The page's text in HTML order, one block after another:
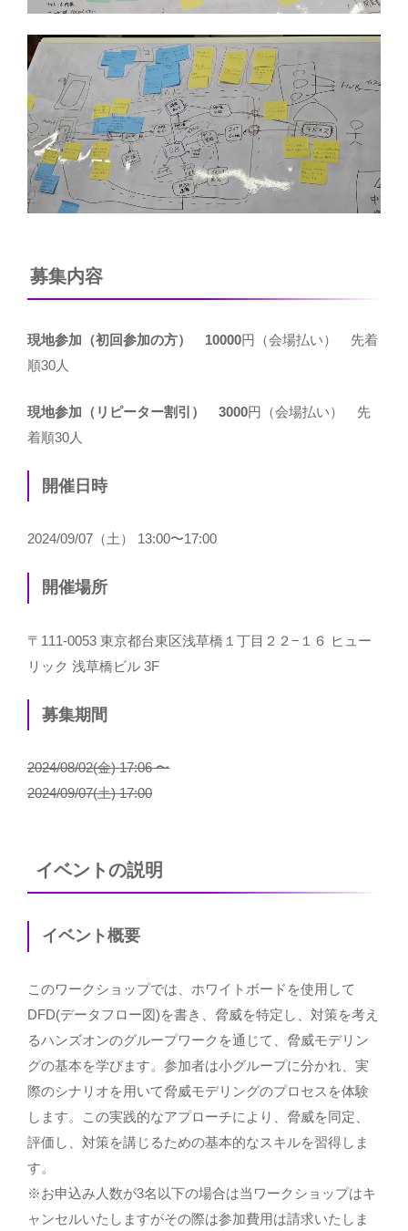
募集内容
現地参加（初回参加の方） 10000円（会場払い） 先着
順30人
現地参加（リピーター割引） 3000円（会場払い） 先
着順30人
開催日時
2024/09/07（土） 13:00〜17:00
開催場所
〒111-0053 東京都台東区浅草橋１丁目２２−１６ ヒュー
リック 浅草橋ビル 3F
募集期間
2024/08/02(金) 17:06 〜
2024/09/07(土) 17:00
イベントの説明
イベント概要
このワークショップでは、ホワイトボードを使用して
DFD(データフロー図)を書き、脅威を特定し、対策を考え
るハンズオンのグループワークを通じて、脅威モデリン
グの基本を学びます。参加者は小グループに分かれ、実
際のシナリオを用いて脅威モデリングのプロセスを体験
します。この実践的なアプローチにより、脅威を同定、
評価し、対策を講じるための基本的なスキルを習得しま
す。
※お申込み人数が3名以下の場合は当ワークショップはキ
ャンセルいたしますがその際は参加費用は請求いたしま